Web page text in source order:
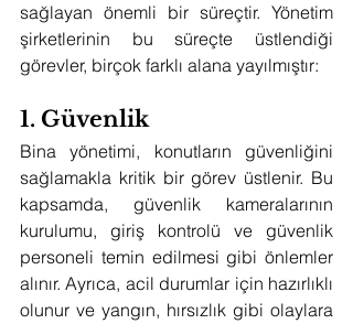
sağlayan önemli bir süreçtir. Yönetim
şirketlerinin bu süreçte üstlendiği
görevler, birçok farklı alana yayılmıştır:
1. Güvenlik
Bina yönetimi, konutların güvenliğini
sağlamakla kritik bir görev üstlenir. Bu
kapsamda, güvenlik kameralarının
kurulumu, giriş kontrolü ve güvenlik
personeli temin edilmesi gibi önlemler
alınır. Ayrıca, acil durumlar için hazırlıklı
olunur ve yangın, hırsızlık gibi olaylara